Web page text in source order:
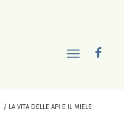
/ LA VITA DELLE API E IL MIELE